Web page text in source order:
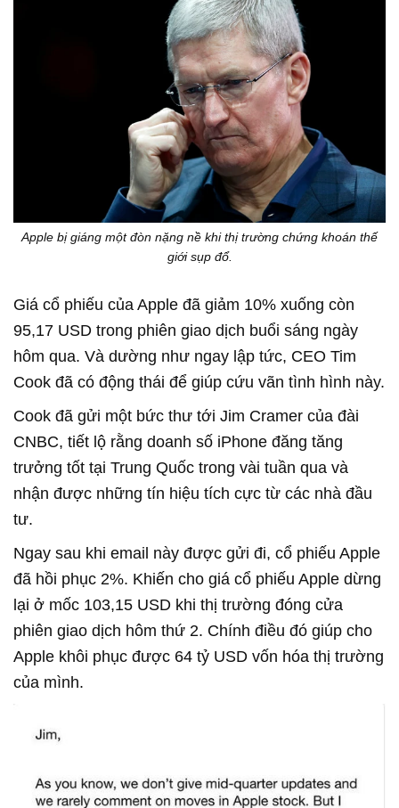
Apple bị giáng một đòn nặng nề khi thị trường chứng khoán thế
giới sụp đổ.
Giá cổ phiếu của Apple đã giảm 10% xuống còn
95,17 USD trong phiên giao dịch buổi sáng ngày
hôm qua. Và dường như ngay lập tức, CEO Tim
Cook đã có động thái để giúp cứu vãn tình hình này.
Cook đã gửi một bức thư tới Jim Cramer của đài
CNBC, tiết lộ rằng doanh số iPhone đăng tăng
trưởng tốt tại Trung Quốc trong vài tuần qua và
nhận được những tín hiệu tích cực từ các nhà đầu
tư.
Ngay sau khi email này được gửi đi, cổ phiếu Apple
đã hồi phục 2%. Khiến cho giá cổ phiếu Apple dừng
lại ở mốc 103,15 USD khi thị trường đóng cửa
phiên giao dịch hôm thứ 2. Chính điều đó giúp cho
Apple khôi phục được 64 tỷ USD vốn hóa thị trường
của mình.